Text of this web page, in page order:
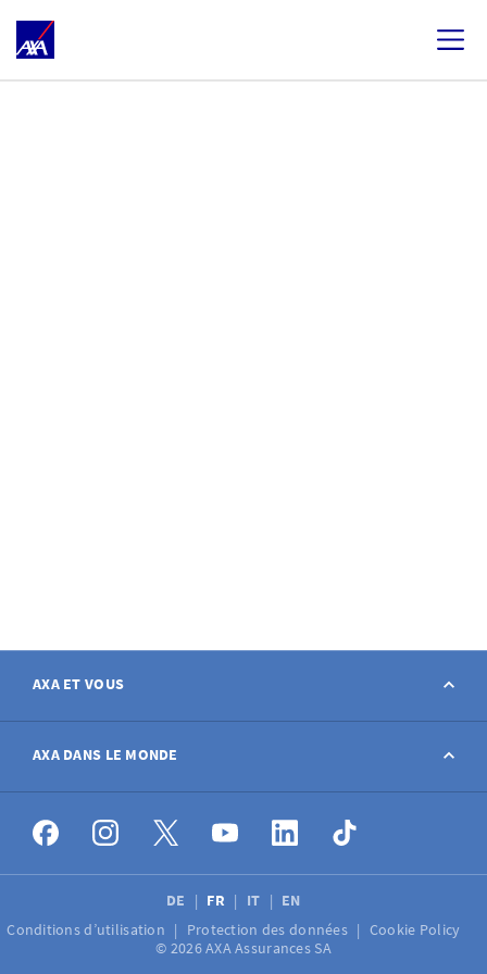
AXA ET VOUS
Contact
Déclarer sinistre
Postes à pourvoir
Médias
AXA DANS LE MONDE
AXA dans le monde
DE FR IT
EN
Conditions d’utilisation
Protection des données
Cookie Policy
© 2026 AXA Assurances SA